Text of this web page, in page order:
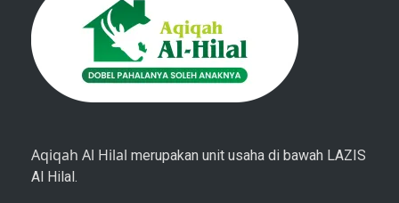
Aqiqah Al Hilal merupakan unit usaha di bawah LAZIS
Al Hilal.